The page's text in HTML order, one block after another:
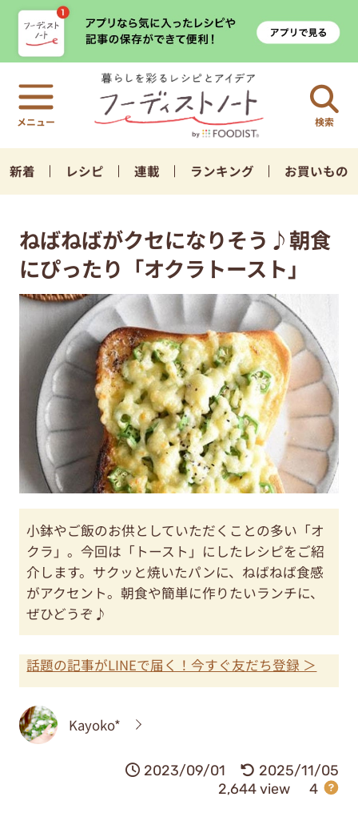
検索
新着 レシピ 連載 ランキング お買いもの
ねばねばがクセになりそう♪朝食
にぴったり「オクラトースト」
小鉢やご飯のお供としていただくことの多い「オ
クラ」。今回は「トースト」にしたレシピをご紹
介します。サクッと焼いたパンに、ねばねば食感
がアクセント。朝食や簡単に作りたいランチに、
ぜひどうぞ♪
話題の記事がLINEで届く！今すぐ友だち登録 ＞
Kayoko*
2023/09/01
2025/11/05
2,644 view
4